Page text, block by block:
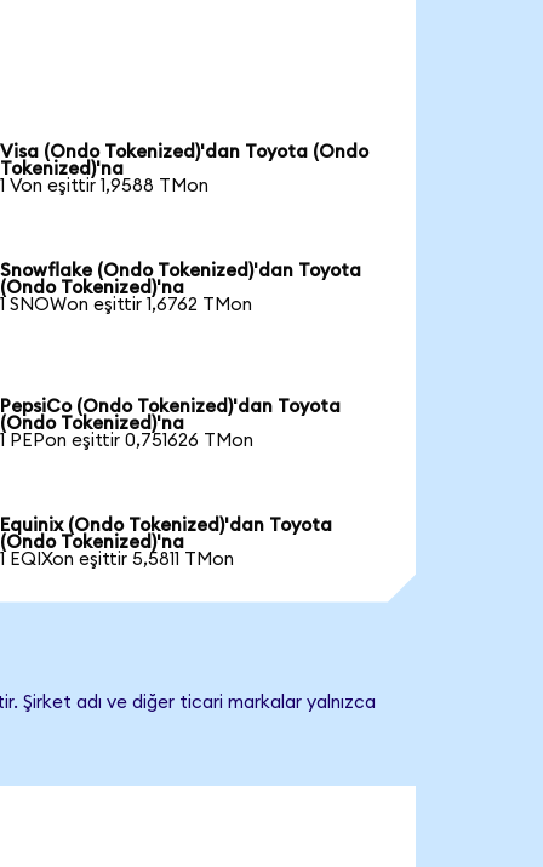
Visa (Ondo Tokenized)'dan Toyota (Ondo
Tokenized)'na
1 Von eşittir 1,9588 TMon
Snowflake (Ondo Tokenized)'dan Toyota
(Ondo Tokenized)'na
1 SNOWon eşittir 1,6762 TMon
PepsiCo (Ondo Tokenized)'dan Toyota
(Ondo Tokenized)'na
1 PEPon eşittir 0,751626 TMon
Equinix (Ondo Tokenized)'dan Toyota
(Ondo Tokenized)'na
1 EQIXon eşittir 5,5811 TMon
Şirket adı ve diğer ticari markalar yalnızca